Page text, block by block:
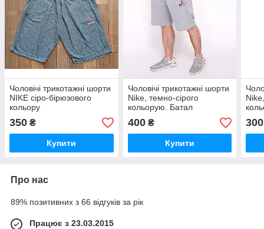
Чоловічі трикотажні шорти
NIKE сіро-бірюзового
кольору
350 ₴
Купити
Чоловічі трикотажні шорти
Nike, темно-сірого
кольорую. Батал
400₴
Купити
300
Про нас
89% позитивних з 66 відгуків за рік
Працює з 23.03.2015